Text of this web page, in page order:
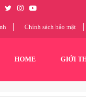
Chính sách bảo mật
HOME GIỚI